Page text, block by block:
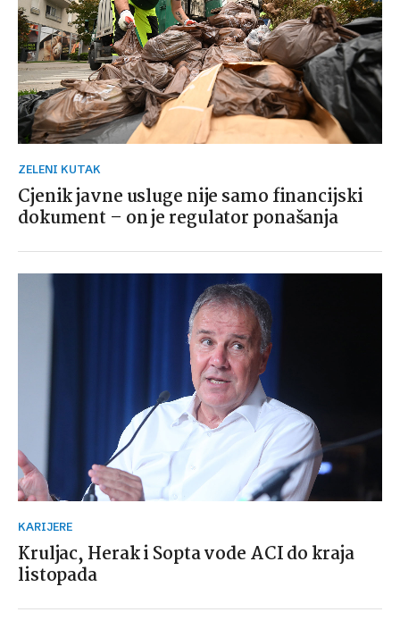
ZELENI KUTAK
Cjenik javne usluge nije samo financijski
dokument – on je regulator ponašanja
KARIJERE
Kruljac, Herak i Sopta vode ACI do kraja
listopada